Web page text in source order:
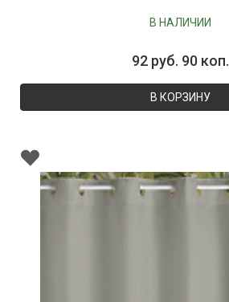
В НАЛИЧИИ
92 руб. 90 коп.
В КОРЗИНУ